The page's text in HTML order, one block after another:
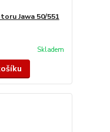
Jawa 50/551
Skladem